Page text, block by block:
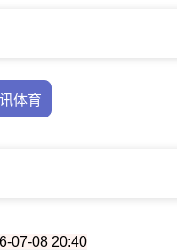
体育
07-08 20:40